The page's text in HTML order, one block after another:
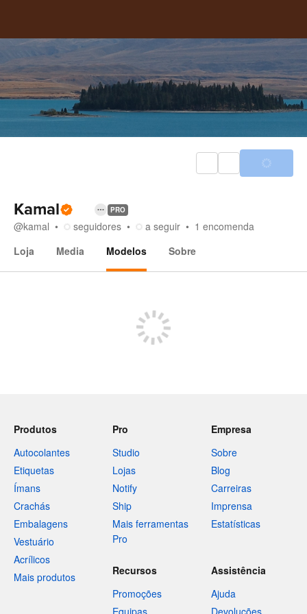
Kamal PRO
@kamal seguidores a seguir 1 encomenda
Loja
Media Modelos Sobre
Produtos
Autocolantes
Etiquetas
Ímans
Crachás
Embalagens
Vestuário
Acrílicos
Mais produtos
Pro
Studio
Lojas
Notify
Ship
Mais ferramentas
Pro
Empresa
Sobre
Blog
Carreiras
Imprensa
Estatísticas
Recursos
Promoções
Equipas
Assistência
Ajuda
Devoluções